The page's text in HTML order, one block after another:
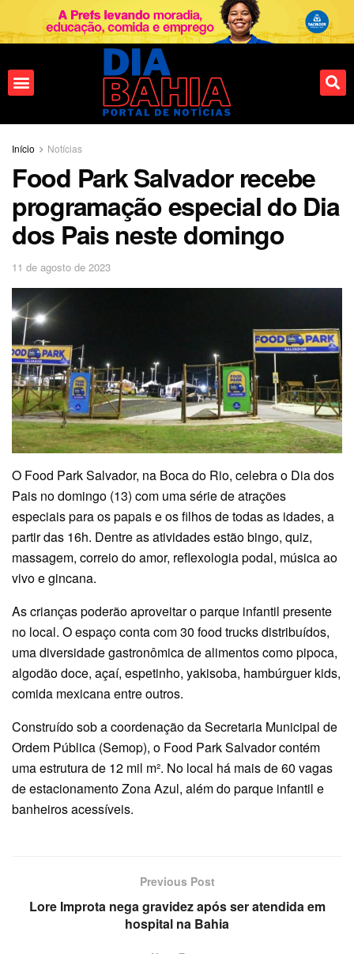
Início Notícias
Food Park Salvador recebe
programação especial do Dia
dos Pais neste domingo
11 de agosto de 2023
O Food Park Salvador, na Boca do Rio, celebra o Dia dos
Pais no domingo (13) com uma série de atrações
especiais para os papais e os filhos de todas as idades, a
partir das 16h. Dentre as atividades estão bingo, quiz,
massagem, correio do amor, reflexologia podal, música ao
vivo e gincana.
As crianças poderão aproveitar o parque infantil presente
no local. O espaço conta com 30 food trucks distribuídos,
uma diversidade gastronômica de alimentos como pipoca,
algodão doce, açaí, espetinho, yakisoba, hambúrguer kids,
comida mexicana entre outros.
Construído sob a coordenação da Secretaria Municipal de
Ordem Pública (Semop), o Food Park Salvador contém
uma estrutura de 12 mil m². No local há mais de 60 vagas
de estacionamento Zona Azul, além do parque infantil e
banheiros acessíveis.
Previous Post
Lore Improta nega gravidez após ser atendida em
hospital na Bahia